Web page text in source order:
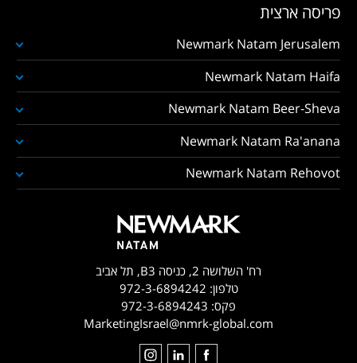
פריסה ארצית
Newmark Natam Jerusalem
Newmark Natam Haifa
Newmark Natam Beer-Sheva
Newmark Natam Ra'anana
Newmark Natam Rehovot
רח' השלושה 2, כניסה B3, תל אביב
טלפון: 972-3-6894242
פקס: 972-3-6894243
MarketingIsrael@nmrk-global.com